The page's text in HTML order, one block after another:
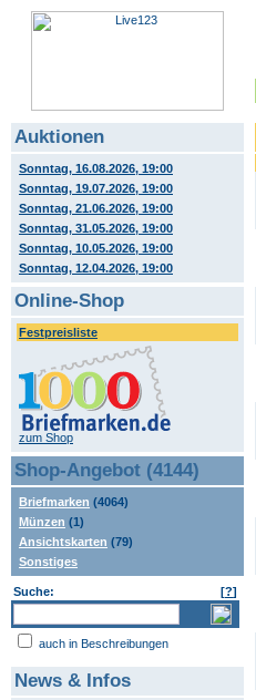
Auktionen
Sonntag, 16.08.2026, 19:00
Sonntag, 19.07.2026, 19:00
Sonntag, 21.06.2026, 19:00
Sonntag, 31.05.2026, 19:00
Sonntag, 10.05.2026, 19:00
Sonntag, 12.04.2026, 19:00
Online-Shop
Festpreisliste
zum Shop
Shop-Angebot (4144)
Briefmarken (4064)
Münzen (1)
Ansichtskarten (79)
Sonstiges
Suche: [?]
auch in Beschreibungen
News & Infos